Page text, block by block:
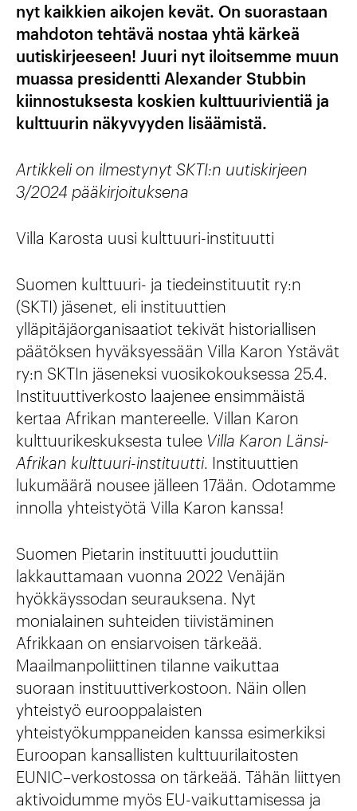
nyt kaikkien aikojen kevät. On suorastaan
mahdoton tehtävä nostaa yhtä kärkeä
uutiskirjeeseen! Juuri nyt iloitsemme muun
muassa presidentti Alexander Stubbin
kiinnostuksesta koskien kulttuurivientiä ja
kulttuurin näkyvyyden lisäämistä.
Artikkeli on ilmestynyt SKTI:n uutiskirjeen
3/2024 pääkirjoituksena
Villa Karosta uusi kulttuuri-instituutti
Suomen kulttuuri- ja tiedeinstituutit ry:n
(SKTI) jäsenet, eli instituuttien
ylläpitäjäorganisaatiot tekivät historiallisen
päätöksen hyväksyessään Villa Karon Ystävät
ry:n SKTIn jäseneksi vuosikokouksessa 25.4.
Instituuttiverkosto laajenee ensimmäistä
kertaa Afrikan mantereelle. Villan Karon
kulttuurikeskuksesta tulee Villa Karon Länsi-
Afrikan kulttuuri-instituutti . Instituuttien
lukumäärä nousee jälleen 17ään. Odotamme
innolla yhteistyötä Villa Karon kanssa!
Suomen Pietarin instituutti jouduttiin
lakkauttamaan vuonna 2022 Venäjän
hyökkäyssodan seurauksena. Nyt
monialainen suhteiden tiivistäminen
Afrikkaan on ensiarvoisen tärkeää.
Maailmanpoliittinen tilanne vaikuttaa
suoraan instituuttiverkostoon. Näin ollen
yhteistyö eurooppalaisten
yhteistyökumppaneiden kanssa esimerkiksi
Euroopan kansallisten kulttuurilaitosten
EUNIC–verkostossa on tärkeää. Tähän liittyen
aktivoidumme myös EU-vaikuttamisessa ja